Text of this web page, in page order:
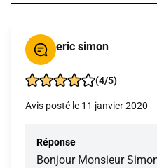
eric simon
(4/5)
Avis posté le 11 janvier 2020
Réponse
Bonjour Monsieur